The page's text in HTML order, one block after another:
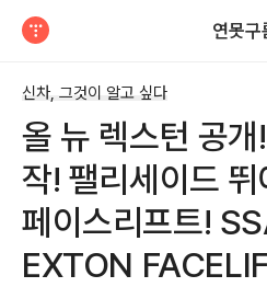
연못구
신차, 그것이 알고 싶다
올 뉴 렉스턴 공개
작! 팰리세이드
페이스리프트!
EXTON